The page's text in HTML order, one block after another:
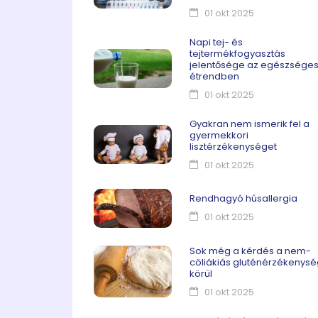
01 okt 2025
Napi tej- és
tejtermékfogyasztás
jelentősége az egészséges
étrendben
01 okt 2025
Gyakran nem ismerik fel a
gyermekkori
lisztérzékenységet
01 okt 2025
Rendhagyó húsallergia
01 okt 2025
Sok még a kérdés a nem-
cöliákiás
körül
01 okt 2025